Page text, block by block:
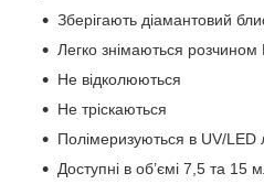
Зберігають діамантовий
Легко знімаються
Не відколюються
Не тріскаються
Полімеризуються в UV/LED
Доступні в об’ємі 7,5 та 15